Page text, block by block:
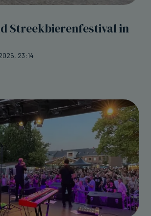
Streekbierenfestival in
23:14